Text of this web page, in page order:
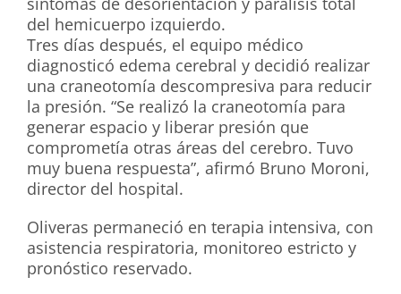
del hemicuerpo izquierdo.
Tres días después, el equipo médico
diagnosticó edema cerebral y decidió realizar
una craneotomía descompresiva para reducir
la presión. “Se realizó la craneotomía para
generar espacio y liberar presión que
comprometía otras áreas del cerebro. Tuvo
muy buena respuesta”, afirmó Bruno Moroni,
director del hospital.
Oliveras permaneció en terapia intensiva, con
asistencia respiratoria, monitoreo estricto y
pronóstico reservado.